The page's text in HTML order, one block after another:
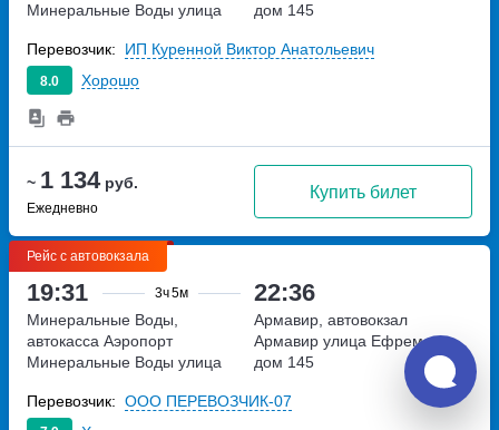
~ 1 134руб.
Ежедневно
Купить билет
Минеральные Воды улица
дом 145
8.0 Хорошо
Перевозчик: ИП Куренной Виктор Анатольевич
Рейс с автовокзала
19:31 3ч5м 22:36
Минеральные Воды,
автокасса Аэропорт
Минеральные Воды улица
Армавир, автовокзал
Армавир улица Ефремова,
дом 145
Перевозчик: ООО ПЕРЕВОЗЧИК-07